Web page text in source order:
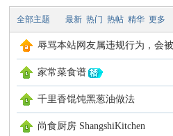
全部主题 最新 热门 热帖 精华 更多
辱骂本站网友属违规行为，会
家常菜食谱
千里香馄饨黑葱油做法
尚食厨房 ShangshiKitchen